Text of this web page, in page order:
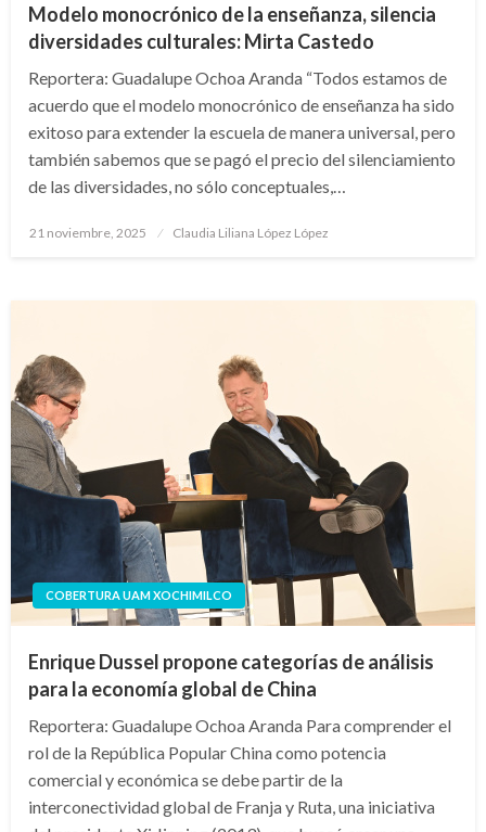
Modelo monocrónico de la enseñanza, silencia
diversidades culturales: Mirta Castedo
Reportera: Guadalupe Ochoa Aranda “Todos estamos de
acuerdo que el modelo monocrónico de enseñanza ha sido
exitoso para extender la escuela de manera universal, pero
también sabemos que se pagó el precio del silenciamiento
de las diversidades, no sólo conceptuales,…
Publicado
21 noviembre, 2025 Claudia Liliana López López
COBERTURA UAM XOCHIMILCO
Enrique Dussel propone categorías de análisis
para la economía global de China
Reportera: Guadalupe Ochoa Aranda Para comprender el
rol de la República Popular China como potencia
comercial y económica se debe partir de la
interconectividad global de Franja y Ruta, una iniciativa